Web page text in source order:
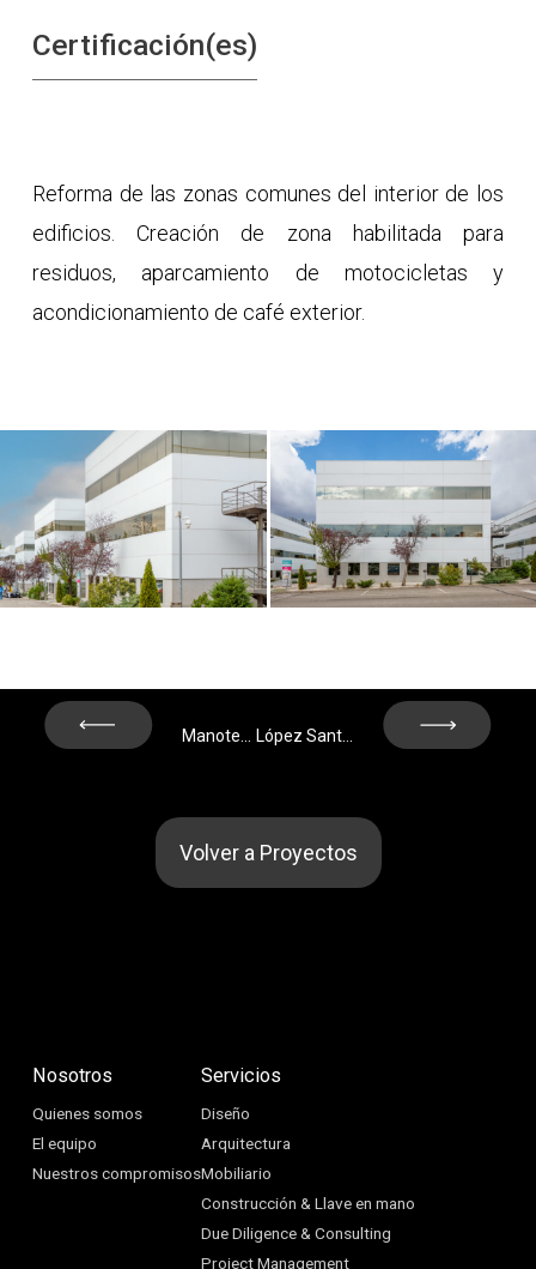
Certificación(es)
Reforma de las zonas comunes del interior de los
edificios. Creación de zona habilitada para
residuos, aparcamiento de motocicletas y
acondicionamiento de café exterior.
Prev
Next
Volver a Proyectos
Nosotros
Quienes somos
El equipo
Nuestros compromisos
Servicios
Diseño
Arquitectura
Mobiliario
Construcción & Llave en mano
Due Diligence & Consulting
Project Management